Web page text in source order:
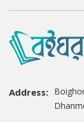
Address: